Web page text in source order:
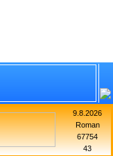
9.8.2026
Roman
67754
43